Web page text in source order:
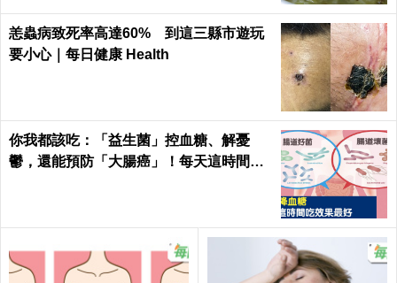
恙蟲病致死率高達60% 到這三縣市遊玩
要小心｜每日健康 Health
你我都該吃：「益生菌」控血糖、解憂
鬱，還能預防「大腸癌」！每天這時間吃